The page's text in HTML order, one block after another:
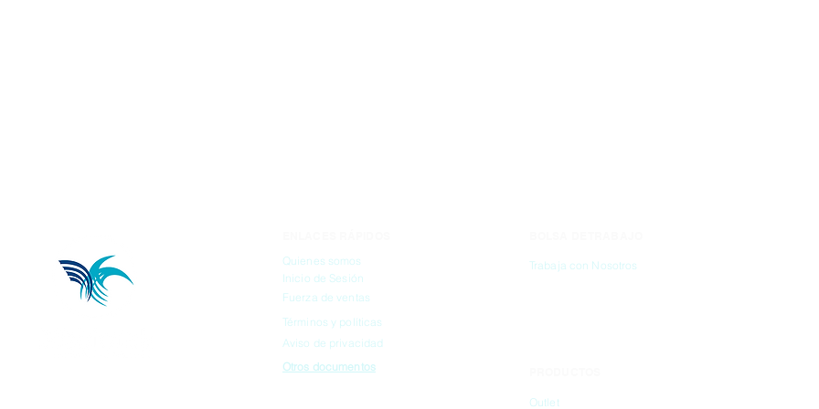
Quienes somos
Inicio de Sesión
Fuerza de ventas
Términos y políticas
Aviso de privacidad
Otros documentos
Trabaja con Nosotros
Outlet